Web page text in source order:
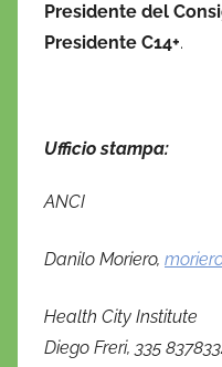
Presidente del
Presidente C14+.
Ufficio stampa:
ANCI
Danilo Moriero,
Health City Institute
Diego Freri, 335